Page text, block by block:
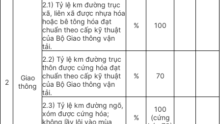
2
Giao
thông
2.1) Tỷ lệ km đường trục
xã, liên xã được nhựa hóa
hoặc bê tông hóađạt
chuẩn theo cấp kỹ thuật
của Bộ Giao thông vận
tải.
% 100
2.2) Tỷ lệ km đường trục
thôn được cứng hóađạt
chuẩn theo cấp kỹ thuật
của Bộ Giao thông vận
tải.
% 70
2.3) Tỷ lệ km đường ngõ,
xóm được cứng hóa;
không lầy lội vào mùa
%
100
(cứng